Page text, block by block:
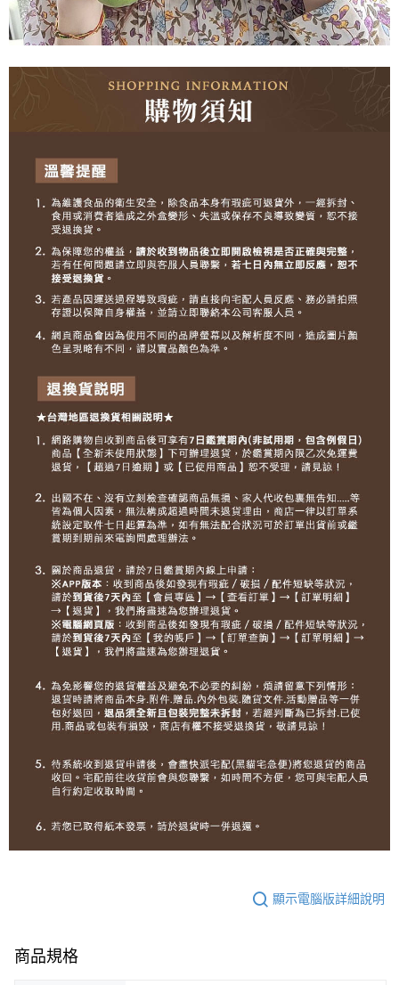
顯示電腦版詳細說明
商品規格